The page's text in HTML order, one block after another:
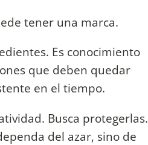
tener una marca.
Es conocimiento
que deben quedar
en el tiempo.
Busca protegerlas.
del azar, sino de